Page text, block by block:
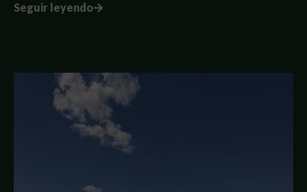
Seguir leyendo